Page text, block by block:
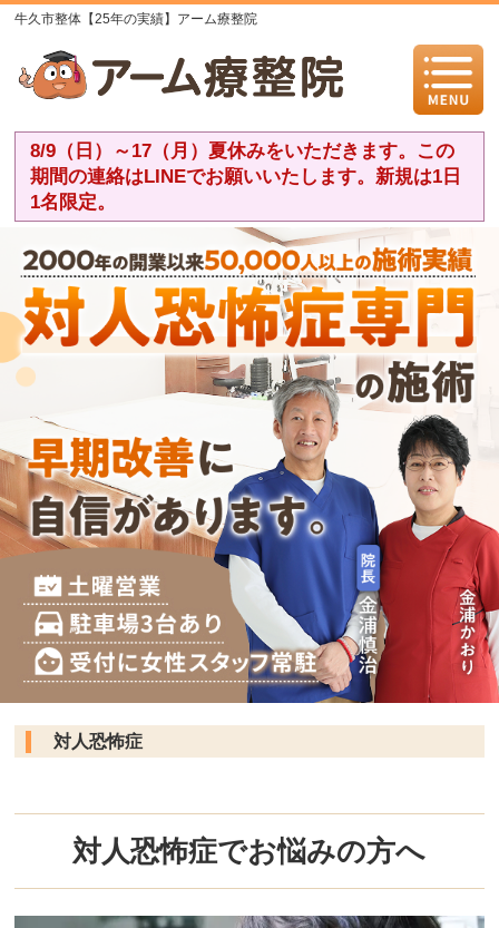
牛久市整体【25年の実績】アーム療整院
8/9（日）～17（月）夏休みをいただきます。この
期間の連絡はLINEでお願いいたします。新規は1日
1名限定。
対人恐怖症
対人恐怖症でお悩みの方へ